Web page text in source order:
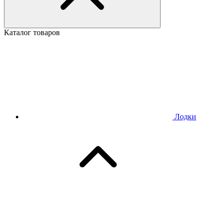
Каталог товаров
Лодки